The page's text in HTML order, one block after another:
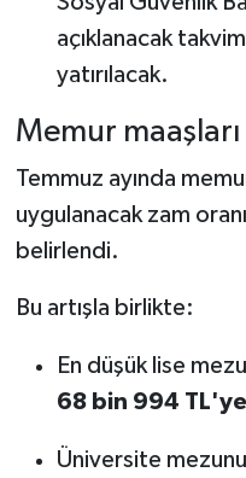
açıklanacak
yatırılacak.
Memur maaşları
Temmuz ayında
uygulanacak zam
belirlendi.
Bu artışla birlikte:
En düşük lise
68 bin 994 TL'ye
Üniversite